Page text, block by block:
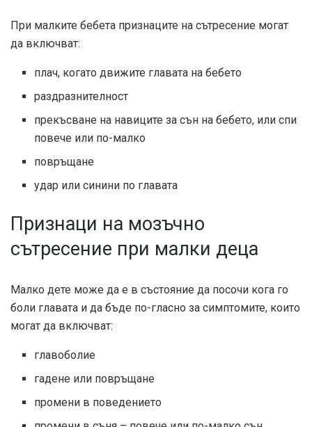
При малките бебета признаците на сътресение могат
да включват:
плач, когато движите главата на бебето
раздразнителност
прекъсване на навиците за сън на бебето, или спи
повече или по-малко
повръщане
удар или синини по главата
Признаци на мозъчно
сътресение при малки деца
Малко дете може да е в състояние да посочи кога го
боли главата и да бъде по-гласно за симптомите, които
могат да включват:
главоболие
гадене или повръщане
промени в поведението